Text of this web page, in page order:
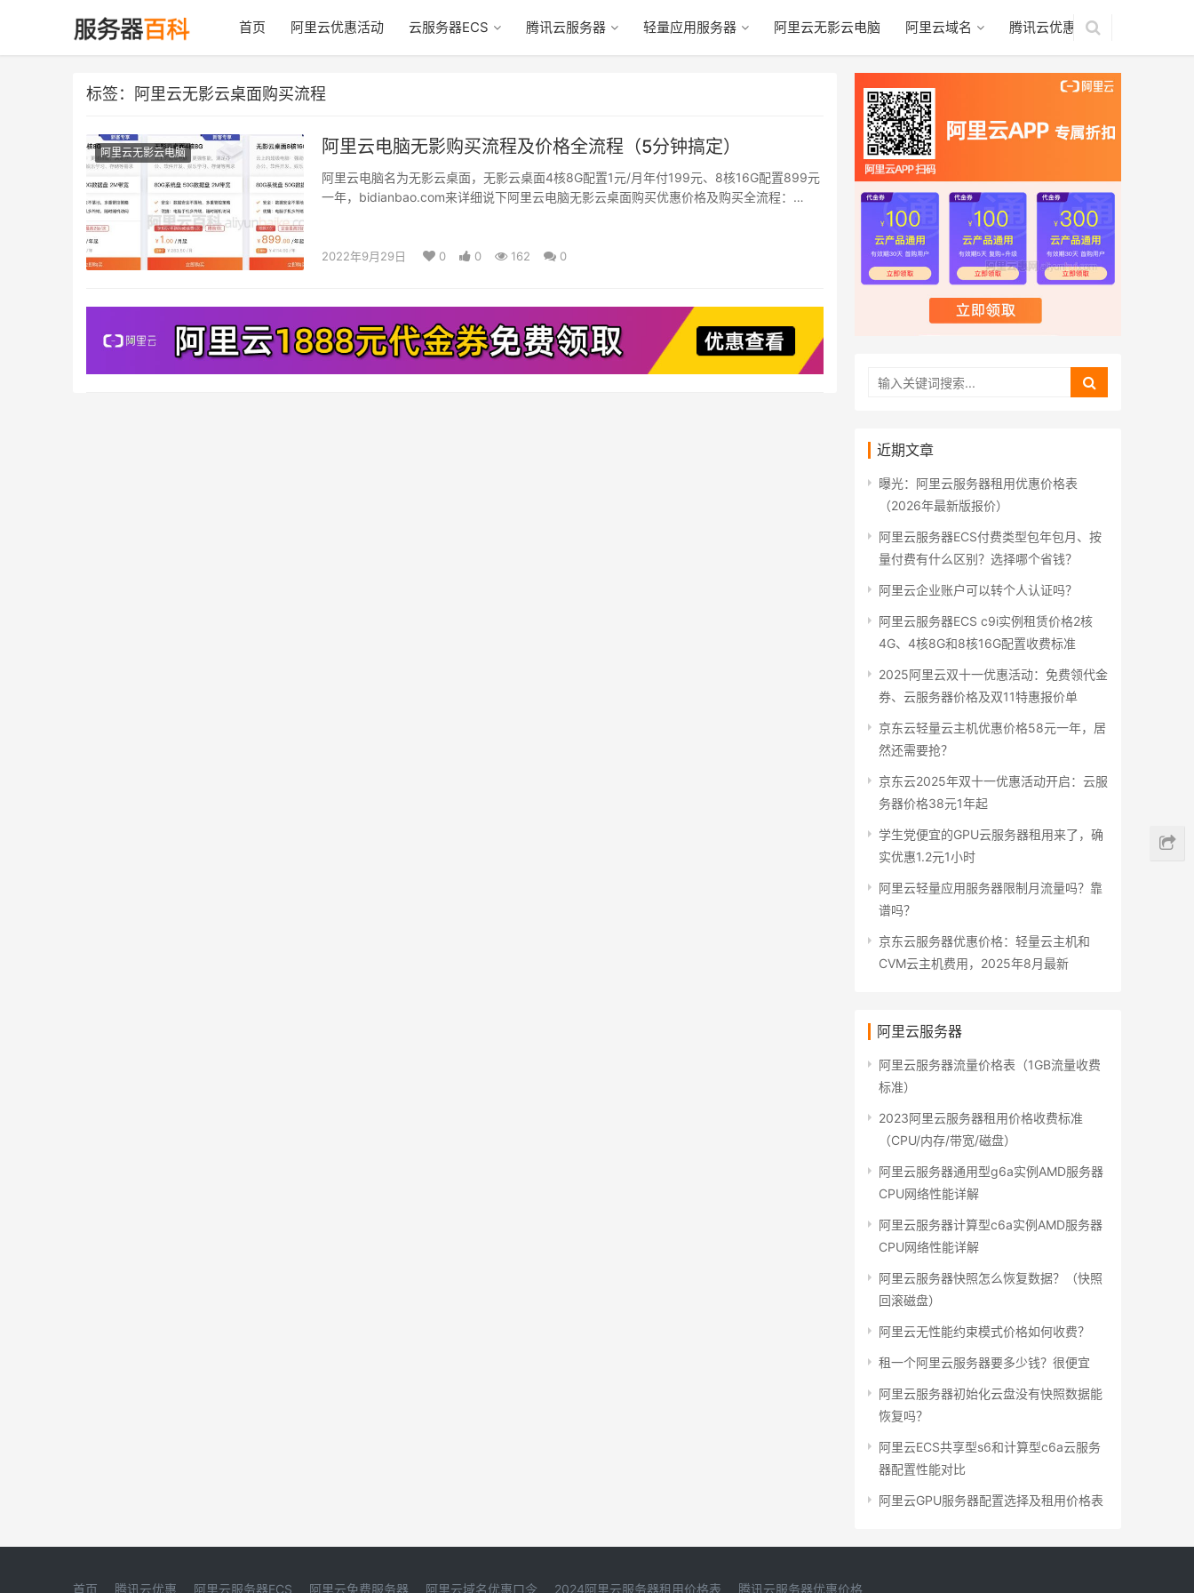
首页 阿里云优惠活动 云服务器ECS 腾讯云服务器 轻量应用服务器 阿里云无影云电脑 阿里云域名 腾讯云优惠
标签：阿里云无影云桌面购买流程
阿里云无影云电脑 阿里云电脑无影购买流程及价格全流程（5分钟搞定）
阿里云电脑名为无影云桌面，无影云桌面4核8G配置1元/月年付199元、8核16G配置899元
一年，bidianbao.com来详细说下阿里云电脑无影云桌面购买优惠价格及购买全流程：…
2022年9月29日 0 0 162 0
近期文章
曝光：阿里云服务器租用优惠价格表
（2026年最新版报价）
阿里云服务器ECS付费类型包年包月、按
量付费有什么区别？选择哪个省钱？
阿里云企业账户可以转个人认证吗？
阿里云服务器ECS c9i实例租赁价格2核
4G、4核8G和8核16G配置收费标准
2025阿里云双十一优惠活动：免费领代金
券、云服务器价格及双11特惠报价单
京东云轻量云主机优惠价格58元一年，居
然还需要抢？
京东云2025年双十一优惠活动开启：云服
务器价格38元1年起
学生党便宜的GPU云服务器租用来了，确
实优惠1.2元1小时
阿里云轻量应用服务器限制月流量吗？靠
谱吗？
京东云服务器优惠价格：轻量云主机和
CVM云主机费用，2025年8月最新
阿里云服务器
阿里云服务器流量价格表（1GB流量收费
标准）
2023阿里云服务器租用价格收费标准
（CPU/内存/带宽/磁盘）
阿里云服务器通用型g6a实例AMD服务器
CPU网络性能详解
阿里云服务器计算型c6a实例AMD服务器
CPU网络性能详解
阿里云服务器快照怎么恢复数据？（快照
回滚磁盘）
阿里云无性能约束模式价格如何收费？
租一个阿里云服务器要多少钱？很便宜
阿里云服务器初始化云盘没有快照数据能
恢复吗？
阿里云ECS共享型s6和计算型c6a云服务
器配置性能对比
阿里云GPU服务器配置选择及租用价格表
首页 腾讯云优惠 阿里云服务器ECS 阿里云免费服务器 阿里云域名优惠口令 2024阿里云服务器租用价格表 腾讯云服务器优惠价格